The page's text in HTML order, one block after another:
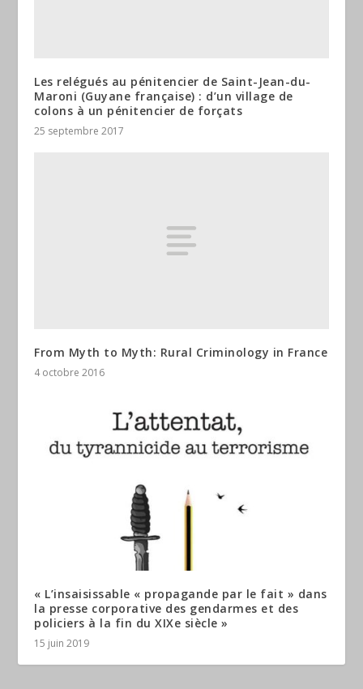
Les relégués au pénitencier de Saint-Jean-du-
Maroni (Guyane française) : d’un village de
colons à un pénitencier de forçats
25 septembre 2017
From Myth to Myth: Rural Criminology in France
4 octobre 2016
« L’insaisissable « propagande par le fait » dans
la presse corporative des gendarmes et des
policiers à la fin du XIXe siècle »
15 juin 2019